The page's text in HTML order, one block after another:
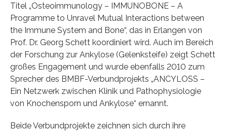
Titel „Osteoimmunology – IMMUNOBONE – A
Programme to Unravel Mutual Interactions between
the Immune System and Bone“, das in Erlangen von
Prof. Dr. Georg Schett koordiniert wird. Auch im Bereich
der Forschung zur Ankylose (Gelenksteife) zeigt Schett
großes Engagement und wurde ebenfalls 2010 zum
Sprecher des BMBF-Verbundprojekts „ANCYLOSS –
Ein Netzwerk zwischen Klinik und Pathophysiologie
von Knochensporn und Ankylose“ ernannt.
Beide Verbundprojekte zeichnen sich durch ihre